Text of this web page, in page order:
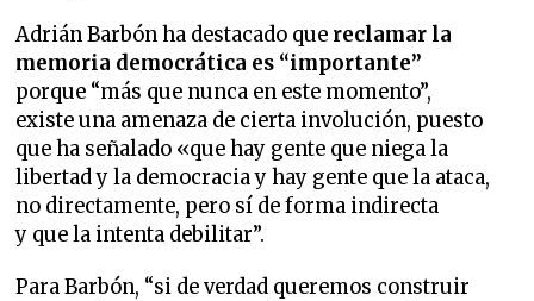
Adrián Barbón ha destacado que reclamar la
memoria democrática es “importante”
porque “más que nunca en este momento”,
existe una amenaza de cierta involución, puesto
que ha señalado «que hay gente que niega la
libertad y la democracia y hay gente que la ataca,
no directamente, pero sí de forma indirecta
y que la intenta debilitar”.
Para Barbón, “si de verdad queremos construir